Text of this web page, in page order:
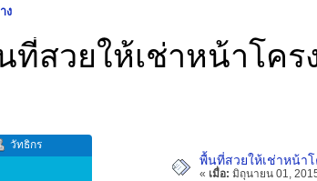
ง
ที่สวยให้เช่าหน้าโค
วัทธิกร
พื้นที่สวยให้เช่าหน้า
« เมื่อ: มิถุนายน 01,